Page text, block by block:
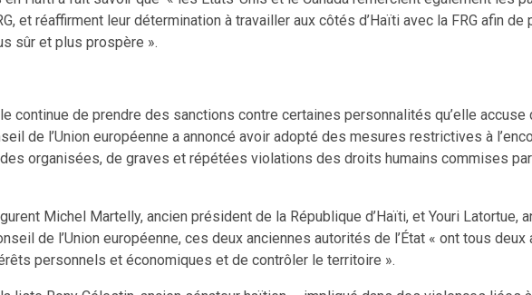
et réaffirment leur détermination à travailler aux côtés d’Haïti avec la FRG afin
sûr et plus prospère ».
continue de prendre des sanctions contre certaines personnalités qu’elle
de l’Union européenne a annoncé avoir adopté des mesures restrictives à
organisées, de graves et répétées violations des droits humains commises
Michel Martelly, ancien président de la République d’Haïti, et Youri
de l’Union européenne, ces deux anciennes autorités de l’État « ont tous
personnels et économiques et de contrôler le territoire ».